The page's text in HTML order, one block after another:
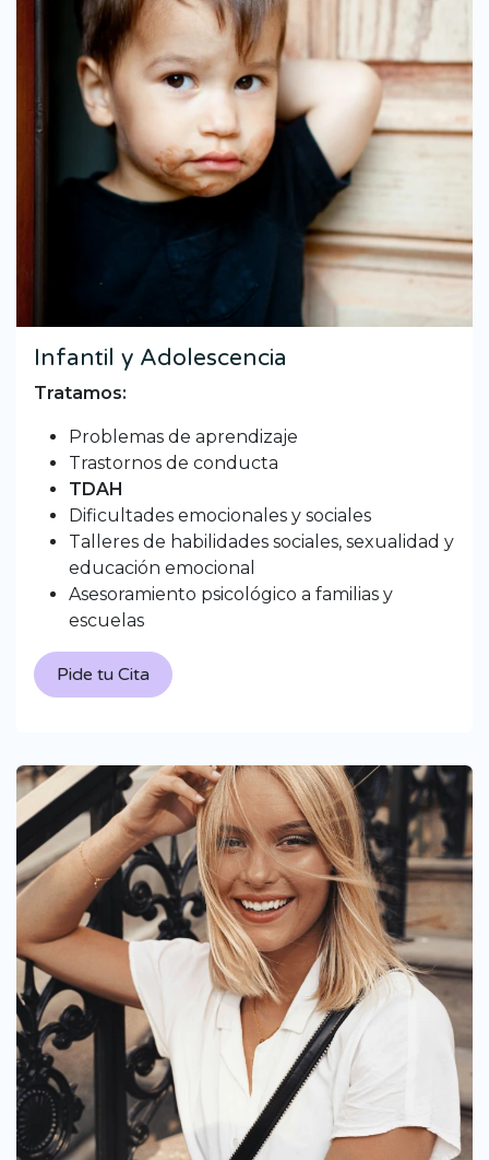
Infantil y Adolescencia
Tratamos:
Problemas de aprendizaje
Trastornos de conducta
TDAH
Dificultades emocionales y sociales
Talleres de habilidades sociales, sexualidad y
educación emocional
Asesoramiento psicológico a familias y
escuelas
Pide tu Cita